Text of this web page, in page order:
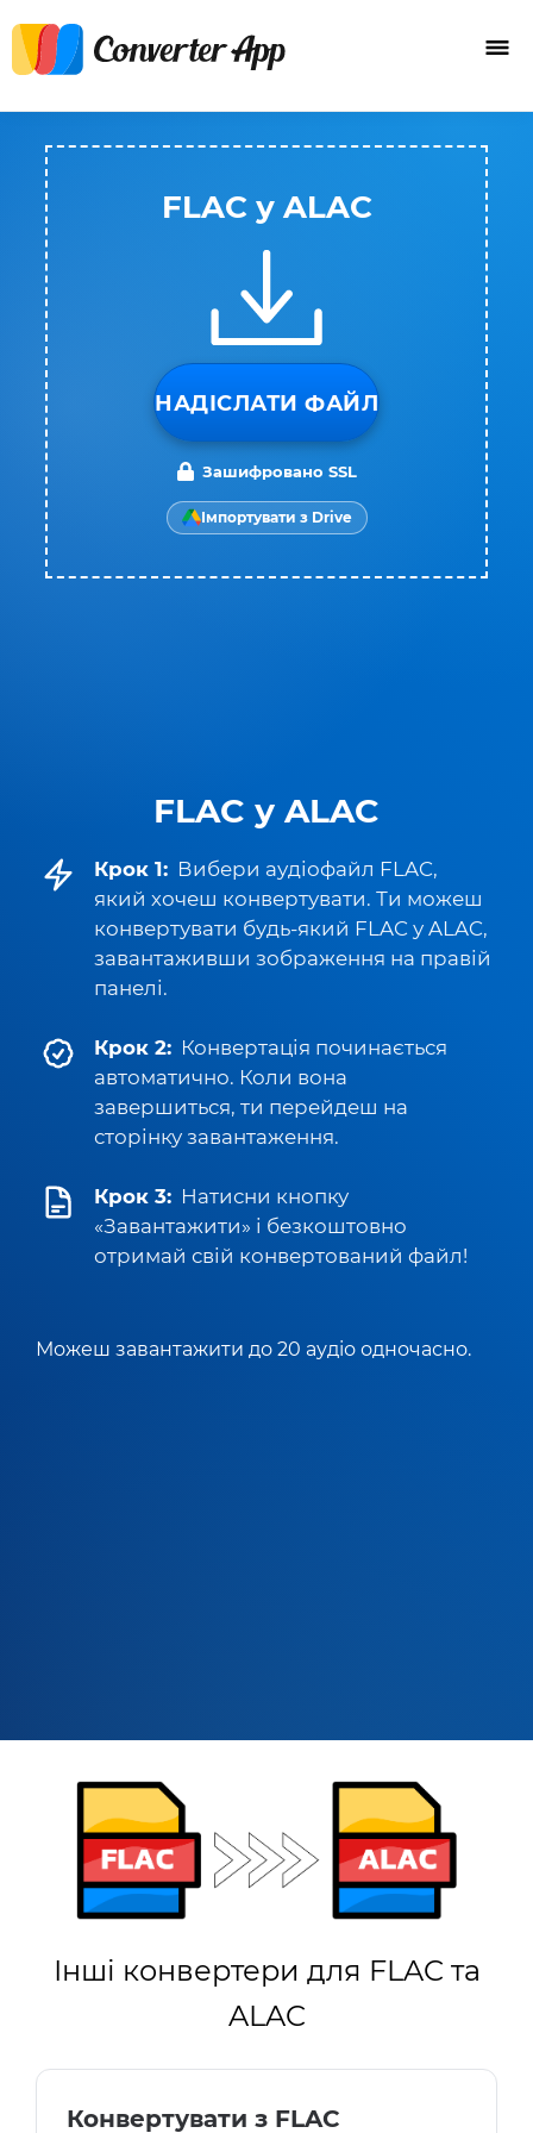
FLAC у ALAC
Крок 1: Вибери аудіофайл FLAC,
який хочеш конвертувати. Ти можеш
конвертувати будь-який FLAC у ALAC,
завантаживши зображення на правій
панелі.
Крок 2: Конвертація починається
автоматично. Коли вона
завершиться, ти перейдеш на
сторінку завантаження.
Крок 3: Натисни кнопку
«Завантажити» і безкоштовно
отримай свій конвертований файл!
Можеш завантажити до 20 аудіо одночасно.
FLAC у ALAC
НАДІСЛАТИ ФАЙЛ
Зашифровано SSL
Імпортувати з Drive
Інші конвертери для FLAC та
ALAC
Конвертувати з FLAC